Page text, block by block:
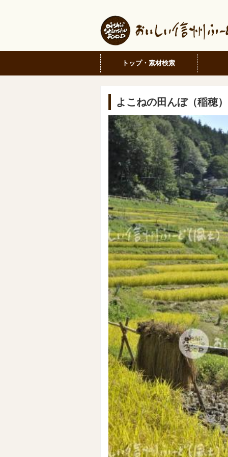
トップ・素材検索
よこねの田んぼ（稲穂）